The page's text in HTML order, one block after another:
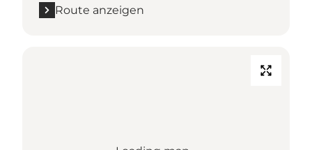
Route anzeigen